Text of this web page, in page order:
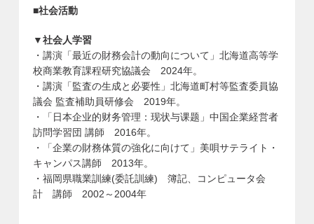
■社会活動
▼社会人学習
・講演「最近の財務会計の動向について」北海道高等学
校商業教育課程研究協議会 2024年。
・講演「監査の生成と必要性」北海道町村等監査委員協
議会 監査補助員研修会 2019年。
・「日本企业的财务管理：现状与课题」中国企業経営者
訪問学習団 講師 2016年。
・「企業の財務体質の強化に向けて」美唄サテライト・
キャンパス講師 2013年。
・福岡県職業訓練(委託訓練) 簿記、コンピュータ会
計 講師 2002～2004年